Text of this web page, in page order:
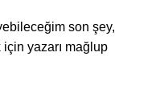
son şey,
için yazarı mağlup